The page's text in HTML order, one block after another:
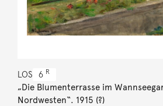
LOS 6 R
„Die Blumenterrasse im
Nordwesten“. 1915 (?)